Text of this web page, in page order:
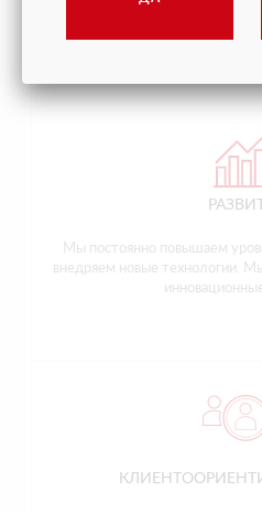
Мы постоянно повышаем
внедряем новые технологии.